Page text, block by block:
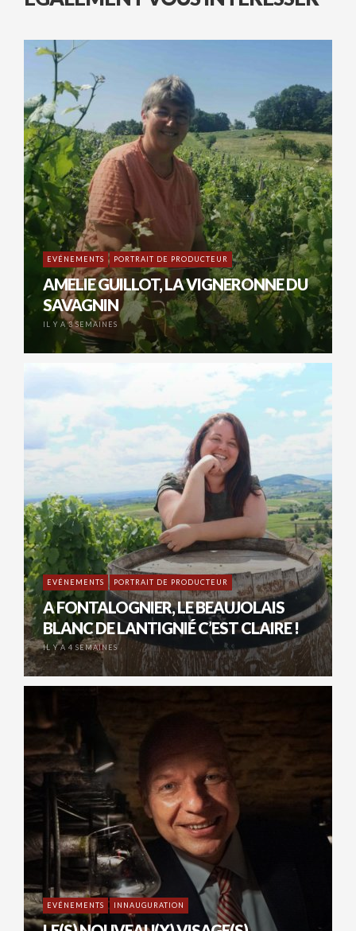
EVÉNEMENTS PORTRAIT DE PRODUCTEUR
AMELIE GUILLOT, LA VIGNERONNE DU
SAVAGNIN
IL Y A 3 SEMAINES
EVÉNEMENTS PORTRAIT DE PRODUCTEUR
A FONTALOGNIER, LE BEAUJOLAIS
BLANC DE LANTIGNIÉ C’EST CLAIRE !
IL Y A 4 SEMAINES
EVÉNEMENTS INNAUGURATION